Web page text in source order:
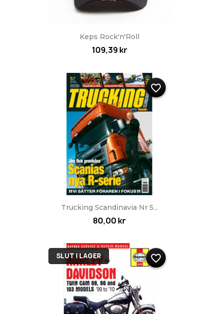
Keps Rock'n'Roll
109,39 kr
Trucking Scandinavia Nr 5...
80,00 kr
favorite_border
SLUT I LAGER favorite_border